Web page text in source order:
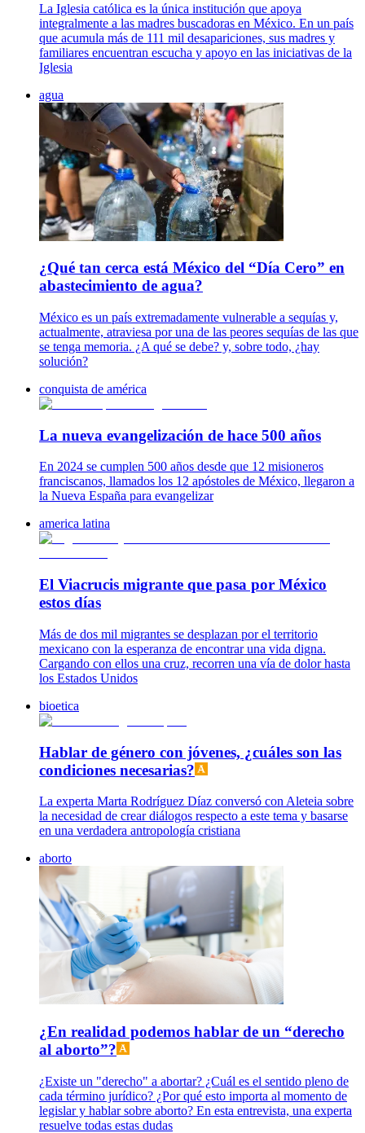
La Iglesia católica es la única institución que apoya
integralmente a las madres buscadoras en México. En un país
que acumula más de 111 mil desapariciones, sus madres y
familiares encuentran escucha y apoyo en las iniciativas de la
Iglesia
agua
¿Qué tan cerca está México del “Día Cero” en
abastecimiento de agua?
México es un país extremadamente vulnerable a sequías y,
actualmente, atraviesa por una de las peores sequías de las que
se tenga memoria. ¿A qué se debe? y, sobre todo, ¿hay
solución?
conquista de américa
La nueva evangelización de hace 500 años
En 2024 se cumplen 500 años desde que 12 misioneros
franciscanos, llamados los 12 apóstoles de México, llegaron a
la Nueva España para evangelizar
america latina
El Viacrucis migrante que pasa por México
estos días
Más de dos mil migrantes se desplazan por el territorio
mexicano con la esperanza de encontrar una vida digna.
Cargando con ellos una cruz, recorren una vía de dolor hasta
los Estados Unidos
bioetica
Hablar de género con jóvenes, ¿cuáles son las
condiciones necesarias?
La experta Marta Rodríguez Díaz conversó con Aleteia sobre
la necesidad de crear diálogos respecto a este tema y basarse
en una verdadera antropología cristiana
aborto
¿En realidad podemos hablar de un “derecho
al aborto”?
¿Existe un "derecho" a abortar? ¿Cuál es el sentido pleno de
cada término jurídico? ¿Por qué esto importa al momento de
legislar y hablar sobre aborto? En esta entrevista, una experta
resuelve todas estas dudas